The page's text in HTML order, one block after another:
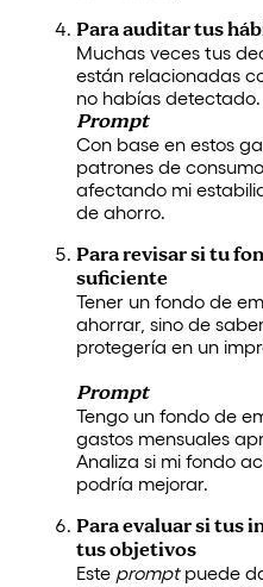
Para auditar tus
Muchas veces tus
están relacionadas
no habías detectado.
Prompt
Con base en estos
patrones de
afectando mi
de ahorro.
Para revisar si tu
suficiente
Tener un fondo de
ahorrar, sino de
protegería en un
Prompt
Tengo un fondo de
gastos mensuales
Analiza si mi fondo
podría mejorar.
Para evaluar si tus
tus objetivos
Este prompt puede